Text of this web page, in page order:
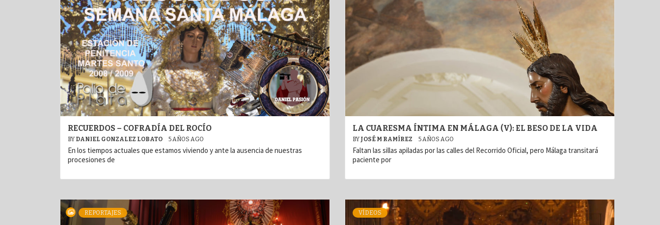
RECUERDOS – COFRADÍA DEL ROCÍO
BY DANIEL GONZALEZ LOBATO 5 AÑOS AGO
En los tiempos actuales que estamos viviendo y ante la ausencia de nuestras
procesiones de
LA CUARESMA ÍNTIMA EN MÁLAGA (V): EL BESO DE LA VIDA
BY JOSÉ M RAMÍREZ 5 AÑOS AGO
Faltan las sillas apiladas por las calles del Recorrido Oficial, pero Málaga transitará
paciente por
REPORTAJES VÍDEOS